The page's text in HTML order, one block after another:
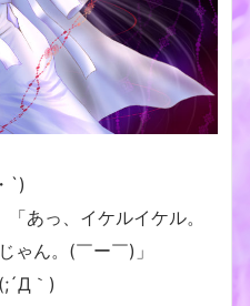
`)
あっ、イケルイケル。
ゃん。(￣ー￣)」
｀)